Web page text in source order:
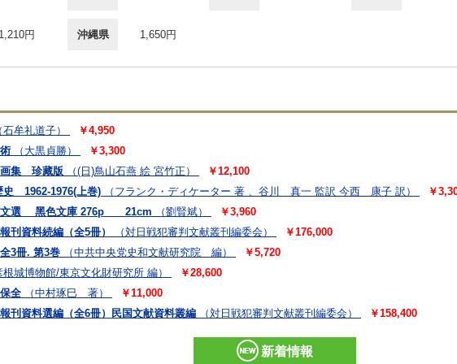
1,210円 沖縄県 1,650円
石牟礼道子）
￥4,950
（大黒貞勝）
￥3,300
画集 珍藏版
（(日)鳥山石燕 絵 宮竹正）
￥12,100
史 1962-1976(上巻)
（フランク・ディケーター 著 、谷川 真一 監訳 今西 康子 訳）
￥
文選 黑色文庫 276p 21cm
（劉賢斌）
￥3,960
刊資料続編（全5冊）
（対日戦犯審判文献叢刊編委会）
￥176,000
3冊. 第3巻
（中共中央党史和文献研究院 編）
￥5,720
根城博物館/東京文化財研究所 編）
￥28,600
全
（中村琢巳 著）
￥11,000
刊資料選編（全6冊）民国文献資料叢編
（対日戦犯審判文献叢刊編委会） ￥158,400
新着情報